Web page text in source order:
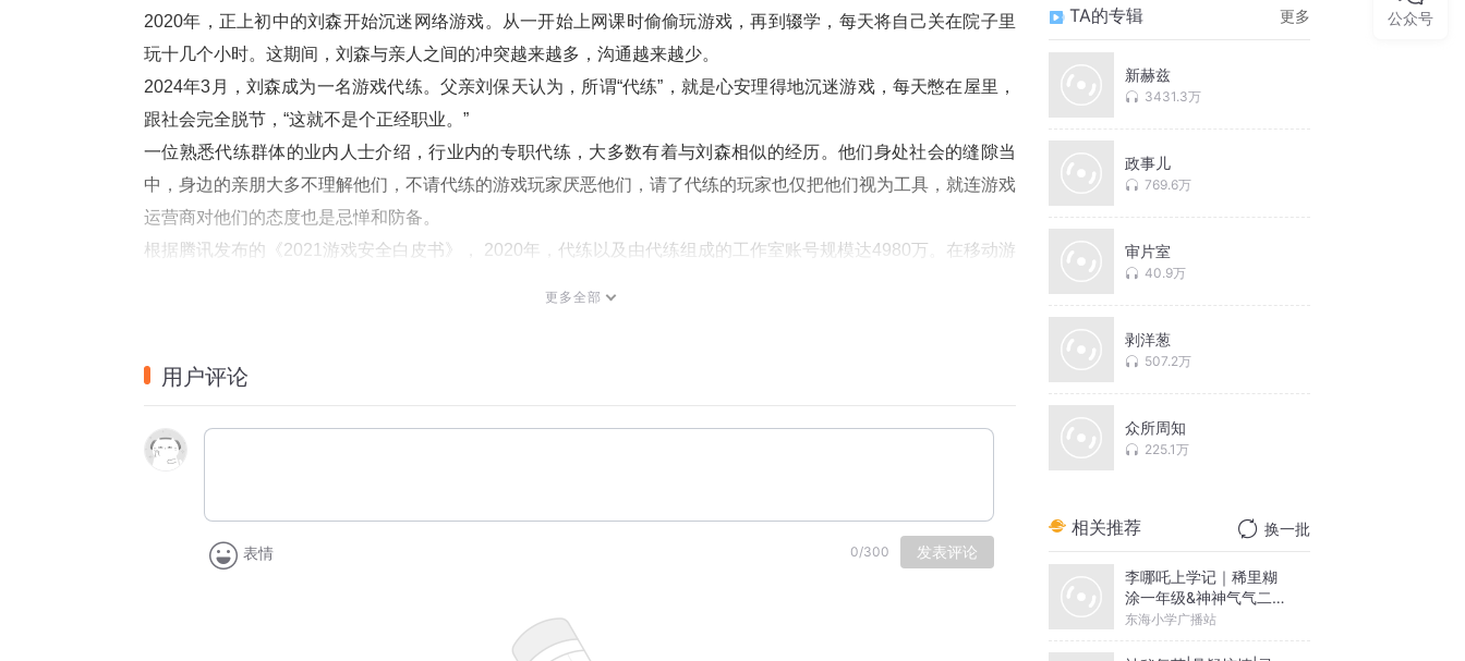
2020年，正上初中的刘森开始沉迷网络游戏。从一开始上网课时偷偷玩游戏，再到辍学，每天将自己关在院子里
玩十几个小时。这期间，刘森与亲人之间的冲突越来越多，沟通越来越少。
2024年3月，刘森成为一名游戏代练。父亲刘保天认为，所谓“代练”，就是心安理得地沉迷游戏，每天憋在屋里，
跟社会完全脱节，“这就不是个正经职业。”
一位熟悉代练群体的业内人士介绍，行业内的专职代练，大多数有着与刘森相似的经历。他们身处社会的缝隙当
中，身边的亲朋大多不理解他们，不请代练的游戏玩家厌恶他们，请了代练的玩家也仅把他们视为工具，就连游戏
运营商对他们的态度也是忌惮和防备。
根据腾讯发布的《2021游戏安全白皮书》， 2020年，代练以及由代练组成的工作室账号规模达4980万。在移动游
老板与“领单”
很长一段时间内，刘保天只有在饭点才能看到儿子。为玩游戏，父子俩吵过架，也动过手，后来刘森选择拒绝沟
2024年3月，刘森开始通过朋友在网上接单，正式成为一名代练。
2024年4月底，刘森决定接受网友的邀请，去山东淄博参加某游戏代练工作室。
得很低，每玩一局收费十元左右，每月三四千元的收入。
更多全部
用户评论
表情 0/300 发表评论
TA的专辑 更多
新赫兹
3431.3万
政事儿
769.6万
审片室
40.9万
剥洋葱
507.2万
众所周知
225.1万
相关推荐 换一批
李哪吒上学记｜稀里糊
涂一年级&神神气气二年
级
东海小学广播站
公众号